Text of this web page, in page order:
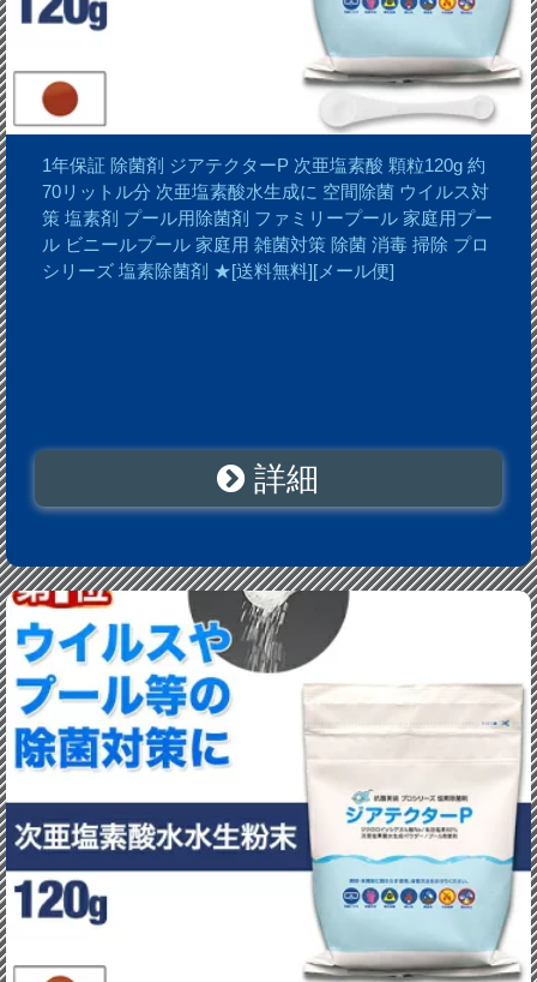
1年保証 除菌剤 ジアテクターP 次亜塩素酸 顆粒120g 約
70リットル分 次亜塩素酸水生成に 空間除菌 ウイルス対
策 塩素剤 プール用除菌剤 ファミリープール 家庭用プー
ル ビニールプール 家庭用 雑菌対策 除菌 消毒 掃除 プロ
シリーズ 塩素除菌剤 ★[送料無料][メール便]
詳細